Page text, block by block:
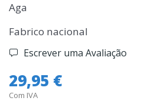
Aga
Fabrico nacional
Escrever uma Avaliação
29,95 €
Com IVA